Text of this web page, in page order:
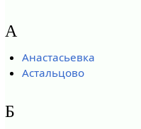
А
Анастасьевка
Астальцово
Б